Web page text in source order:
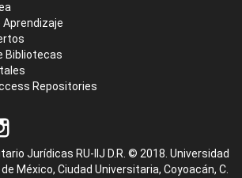
Aprendizaje
Bibliotecas
Repositories
Jurídicas RU-IIJ D.R. © 2018. Universidad
México, Ciudad Universitaria, Coyoacán, C.